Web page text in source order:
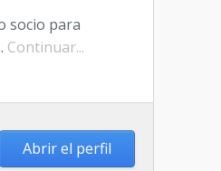
socio para
Continuar...
Abrir el perfil